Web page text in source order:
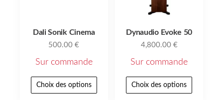
Dali Sonik Cinema
500.00€
Sur commande
Choix des options
Dynaudio Evoke 50
4,800.00 €
Sur commande
Choix des options